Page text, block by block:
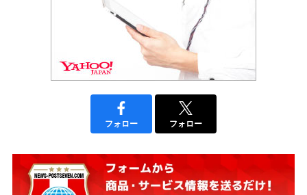
フォロー フォロー